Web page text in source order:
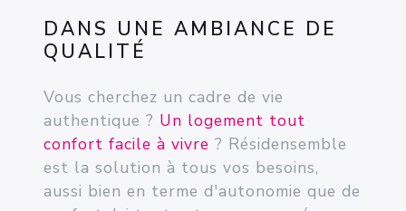
DANS UNE AMBIANCE DE
QUALITÉ
Vous cherchez un cadre de vie
authentique ? Un logement tout
confort facile à vivre ? Résidensemble
est la solution à tous vos besoins,
aussi bien en terme d'autonomie que de